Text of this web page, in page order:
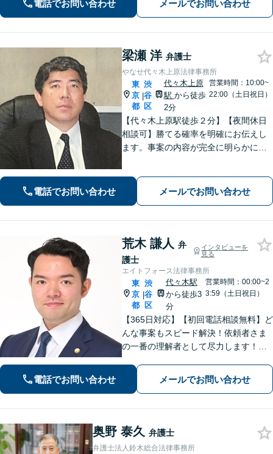
【初回相談可能】【WEB面談可能】
電話でお問い合わせ メールでお問い合わせ
梁瀬 洋 弁護士
やなせ代々木上原法律事務所
東
京
都
|
渋
谷
区
代々木上原
駅 から徒歩
2分
営業時間：10:00~
22:00（土日祝日）
【代々木上原駅徒歩２分】【夜間休日
相談可】勝てる確率を明確にお伝えし
ます。事案の内容が完全に明らかにな
とは一切言いません。安心しておまか
せください。
電話でお問い合わせ メールでお問い合わせ
荒木 謙人 弁
護士
インタビューを
見る
エイトフォース法律事務所
東
京
都
|
渋
谷
区
代々木駅
から徒歩3
分
営業時間：00:00~2
3:59（土日祝日）
【365日対応】【初回電話相談無料】ど
んな事案もスピード解決！依頼者さま
の一番の理解者として尽力します！注
題／インターネット／男女問題／相続
／債権回収／不動産／企業法務など
電話でお問い合わせ メールでお問い合わせ
奥野 泰久 弁護士
弁護士法人鈴木総合法律事務所